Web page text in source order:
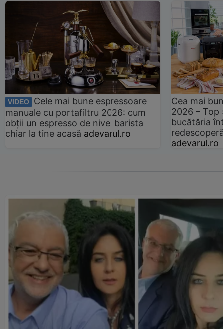
VIDEO
Cele mai bune espressoare
manuale cu portafiltru 2026: cum
obții un espresso de nivel barista
chiar la tine acasă adevarul.ro
Cea mai
2026 –
bucătăria
adevarul.ro